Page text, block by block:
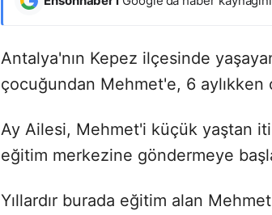
Antalya'nın Kepez ilçesinde
çocuğundan Mehmet'e, 6
Ay Ailesi, Mehmet'i küçük yaştan
eğitim merkezine göndermeye
Yıllardır burada eğitim alan